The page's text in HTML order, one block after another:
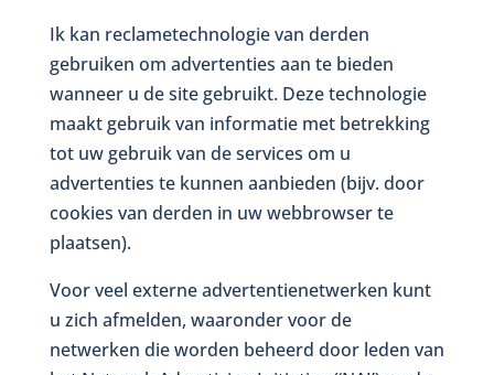
Ik kan reclametechnologie van derden
gebruiken om advertenties aan te bieden
wanneer u de site gebruikt. Deze technologie
maakt gebruik van informatie met betrekking
tot uw gebruik van de services om u
advertenties te kunnen aanbieden (bijv. door
cookies van derden in uw webbrowser te
plaatsen).
Voor veel externe advertentienetwerken kunt
u zich afmelden, waaronder voor de
netwerken die worden beheerd door leden van